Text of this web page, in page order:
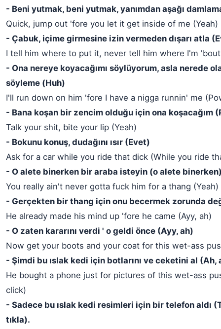
- Beni yutmak, beni yutmak, yanımdan aşağı
Quick, jump out 'fore you let it get inside of me (Yeah)
- Çabuk, içime girmesine izin vermeden dışarı atla
I tell him where to put it, never tell him where I'm
- Ona nereye koyacağımı söylüyorum, asla nerede
söyleme (Huh)
I'll run down on him 'fore I have a nigga runnin' me
- Bana koşan bir zencim olduğu için ona koşacağım
Talk your shit, bite your lip (Yeah)
- Bokunu konuş, dudağını ısır (Evet)
Ask for a car while you ride that dick (While you ride
- O alete binerken bir araba isteyin (o alete
You really ain't never gotta fuck him for a thang (Yeah)
- Gerçekten bir thang için onu becermek zorunda
He already made his mind up 'fore he came (Ayy, ah)
- O zaten kararını verdi ' o geldi önce (Ayy, ah)
Now get your boots and your coat for this wet-ass
- Şimdi bu ıslak kedi için botlarını ve ceketini al (Ah,
He bought a phone just for pictures of this wet-ass
click)
- Sadece bu ıslak kedi resimleri için bir telefon aldı
tıkla).